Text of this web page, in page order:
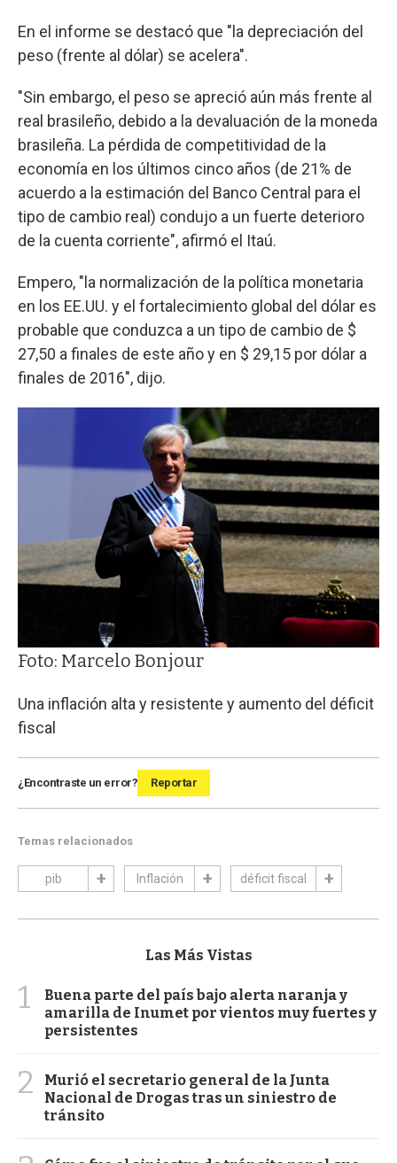
En el informe se destacó que "la depreciación del
peso (frente al dólar) se acelera".
"Sin embargo, el peso se apreció aún más frente al
real brasileño, debido a la devaluación de la moneda
brasileña. La pérdida de competitividad de la
economía en los últimos cinco años (de 21% de
acuerdo a la estimación del Banco Central para el
tipo de cambio real) condujo a un fuerte deterioro
de la cuenta corriente", afirmó el Itaú.
Empero, "la normalización de la política monetaria
en los EE.UU. y el fortalecimiento global del dólar es
probable que conduzca a un tipo de cambio de $
27,50 a finales de este año y en $ 29,15 por dólar a
finales de 2016", dijo.
Foto: Marcelo Bonjour
Una inflación alta y resistente y aumento del déficit
fiscal
¿Encontraste un error? Reportar
Temas relacionados
pib Inflación déficit fiscal
Las Más Vistas
1
Buena parte del país bajo alerta naranja y
amarilla de Inumet por vientos muy fuertes y
persistentes
2
Murió el secretario general de la Junta
Nacional de Drogas tras un siniestro de
tránsito